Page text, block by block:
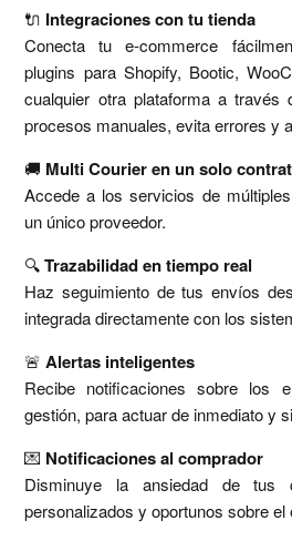
🔌 Integraciones con tu tienda
Conecta tu e-commerce
plugins para Shopify, Bootic,
cualquier otra plataforma a través
procesos manuales, evita errores y
🚚 Multi Courier en un solo
Accede a los servicios de
un único proveedor.
🔍Trazabilidad en tiempo real
Haz seguimiento de tus envíos
integrada directamente con los
🚨Alertas inteligentes
Recibe notificaciones sobre los
gestión, para actuar de inmediato y
💌 Notificaciones al comprador
Disminuye la ansiedad de tus
personalizados y oportunos sobre